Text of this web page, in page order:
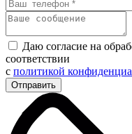
Даю согласие на
соответствии
с политикой